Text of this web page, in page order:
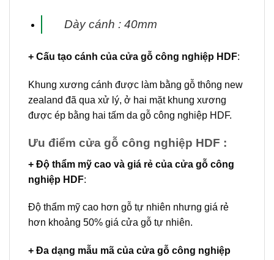
Dày cánh : 40mm
+ Cấu tạo cánh của cửa gỗ công nghiệp HDF:
Khung xương cánh được làm bằng gỗ thông new
zealand đã qua xử lý, ở hai mặt khung xương
được ép bằng hai tấm da gỗ công nghiệp HDF.
Ưu điểm cửa gỗ công nghiệp HDF :
+ Độ thẩm mỹ cao và giá rẻ của cửa gỗ công
nghiệp HDF:
Độ thẩm mỹ cao hơn gỗ tự nhiên nhưng giá rẻ
hơn khoảng 50% giá cửa gỗ tự nhiên.
+ Đa dạng mẫu mã của cửa gỗ công nghiệp